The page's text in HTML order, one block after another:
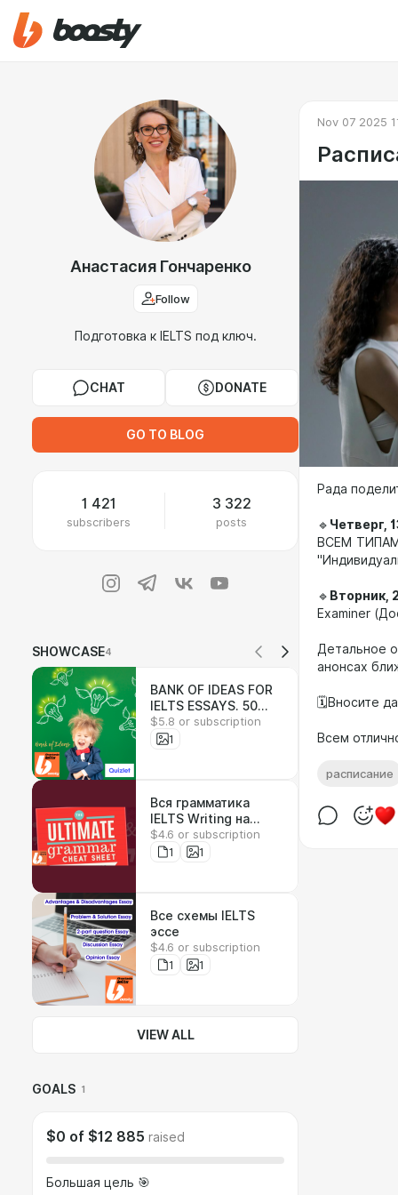
Анастасия Гончаренко
Follow
Подготовка к IELTS под ключ.
CHAT DONATE
GO TO BLOG
1 421
subscribers
3 322
posts
SHOWCASE4
BANK OF IDEAS FOR
IELTS ESSAYS. 50
ПЛАНОВ IELTS ЭССЕ
НА ОДНОМ ЭКРАНЕ
$5.8 or subscription
1
Вся грамматика
IELTS Writing на
одном листе
$4.6 or subscription
1
1
Все схемы IELTS
эссе
$4.6 or subscription
1
1
VIEW ALL
GOALS 1
$0 of $12 885 raised
Большая цель 🎯
Nov 07 2025
Рада
🔹 Четверг,
ВСЕМ ТИПАМ
🔹 Вторник,
Examiner
Детальное
анонсах
🗓Вносите
Всем
расписание